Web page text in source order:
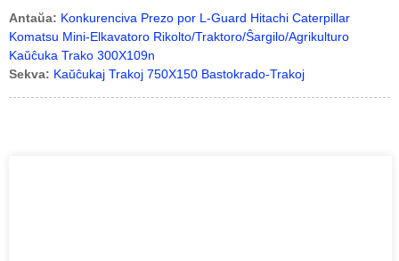
Antaŭa: Konkurenciva Prezo por L-Guard Hitachi Caterpillar
Komatsu Mini-Elkavatoro Rikolto/Traktoro/Ŝargilo/Agrikulturo
Kaŭĉuka Trako 300X109n
Sekva: Kaŭĉukaj Trakoj 750X150 Bastokrado-Trakoj